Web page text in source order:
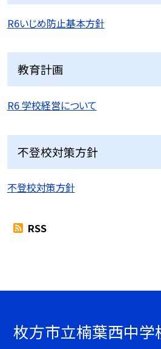
R6いじめ防止基本方針
教育計画
R6 学校経営について
不登校対策方針
不登校対策方針
RSS
枚方市立楠葉西中学